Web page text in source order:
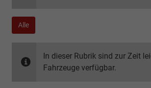
Alle
In dieser Rubrik sind zur Zeit
Fahrzeuge verfügbar.